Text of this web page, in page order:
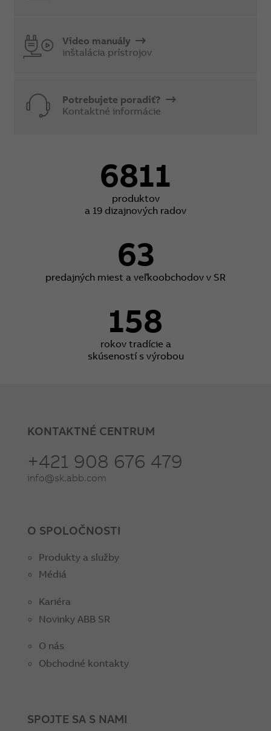
Video manuály
inštalácia prístrojov
Potrebujete poradiť?
Kontaktné informácie
6811
produktov
a 19 dizajnových radov
63
predajných miest a veľkoobchodov v SR
158
rokov tradície a
skúseností s výrobou
KONTAKTNÉ CENTRUM
+421 908 676 479
info@sk.abb.com
O SPOLOČNOSTI
Produkty a služby
Médiá
Kariéra
Novinky ABB SR
O nás
Obchodné kontakty
SPOJTE SA S NAMI